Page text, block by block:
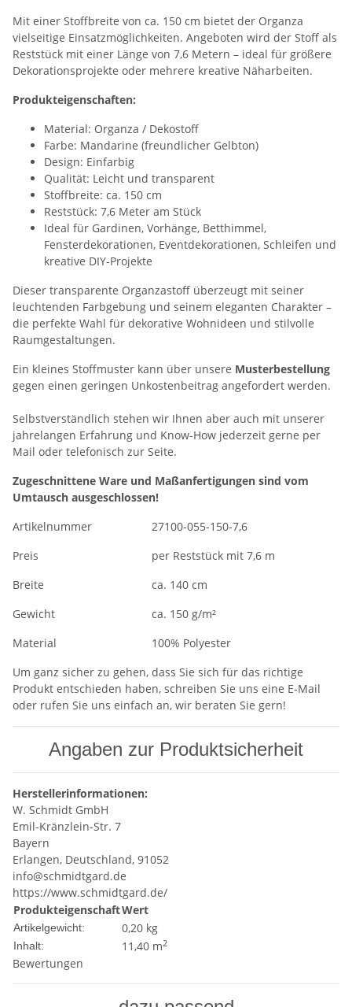
Mit einer Stoffbreite von ca. 150 cm bietet der Organza
vielseitige Einsatzmöglichkeiten. Angeboten wird der Stoff als
Reststück mit einer Länge von 7,6 Metern – ideal für größere
Dekorationsprojekte oder mehrere kreative Näharbeiten.
Produkteigenschaften:
Material: Organza / Dekostoff
Farbe: Mandarine (freundlicher Gelbton)
Design: Einfarbig
Qualität: Leicht und transparent
Stoffbreite: ca. 150 cm
Reststück: 7,6 Meter am Stück
Ideal für Gardinen, Vorhänge, Betthimmel,
Fensterdekorationen, Eventdekorationen, Schleifen und
kreative DIY-Projekte
Dieser transparente Organzastoff überzeugt mit seiner
leuchtenden Farbgebung und seinem eleganten Charakter –
die perfekte Wahl für dekorative Wohnideen und stilvolle
Raumgestaltungen.
Ein kleines Stoffmuster kann über unsere Musterbestellung
gegen einen geringen Unkostenbeitrag angefordert werden.
Selbstverständlich stehen wir Ihnen aber auch mit unserer
jahrelangen Erfahrung und Know-How jederzeit gerne per
Mail oder telefonisch zur Seite.
Zugeschnittene Ware und Maßanfertigungen sind vom
Umtausch ausgeschlossen!
Artikelnummer
27100-055-150-7,6
Preis
per Reststück mit 7,6 m
Breite
ca. 140 cm
Gewicht
ca. 150 g/m²
Material
100% Polyester
Um ganz sicher zu gehen, dass Sie sich für das richtige
Produkt entschieden haben, schreiben Sie uns eine E-Mail
oder rufen Sie uns einfach an, wir beraten Sie gern!
Angaben zur Produktsicherheit
Herstellerinformationen:
W. Schmidt GmbH
Emil-Kränzlein-Str. 7
Bayern
Erlangen, Deutschland, 91052
info@schmidtgard.de
https://www.schmidtgard.de/
ProdukteigenschaftWert
Artikelgewicht: 0,20 kg
Inhalt: 11,40 m2
Bewertungen